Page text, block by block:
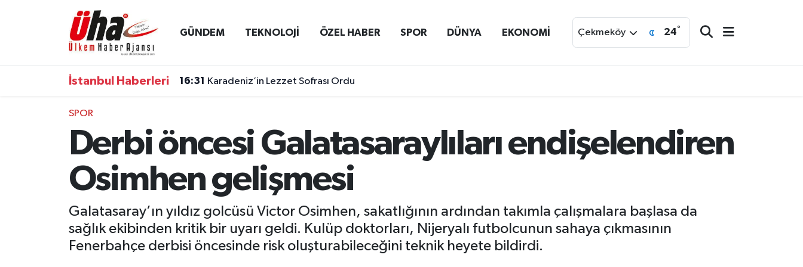
GÜNDEM TEKNOLOJİ ÖZEL HABER SPOR DÜNYA EKONOMİ Çekmeköy 24°
İstanbul Haberleri 16:31 Karadeniz’in Lezzet Sofrası Ordu
SPOR
Derbi öncesi Galatasaraylıları endişelendiren
Osimhen gelişmesi
Galatasaray’ın yıldız golcüsü Victor Osimhen, sakatlığının ardından takımla çalışmalara başlasa da
sağlık ekibinden kritik bir uyarı geldi. Kulüp doktorları, Nijeryalı futbolcunun sahaya çıkmasının
Fenerbahçe derbisi öncesinde risk oluşturabileceğini teknik heyete bildirdi.
İstanbul Nöbetçi Eczaneler
İstanbul Hava Durumu
İstanbul Trafik Yoğunluk Haritası
Süper Lig Puan Durumu ve Fikstür
Son Dakika Haberleri